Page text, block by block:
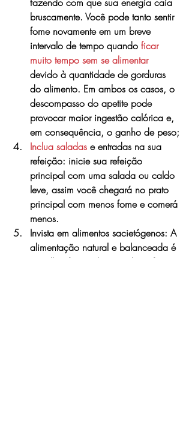
bruscamente. Você pode tanto sentir
fome novamente em um breve
intervalo de tempo quando ficar
muito tempo sem se alimentar
devido à quantidade de gorduras
do alimento. Em ambos os casos, o
descompasso do apetite pode
provocar maior ingestão calórica e,
em consequência, o ganho de peso;
Inclua saladas e entradas na sua
refeição: inicie sua refeição
principal com uma salada ou caldo
leve, assim você chegará no prato
principal com menos fome e comerá
menos.
Invista em alimentos sacietógenos: A
alimentação natural e balanceada é
a melhor forma de controlar a fome